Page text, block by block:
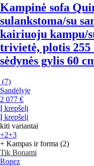
Kampinė sofa
sulankstoma/su
kairiuoju kampu/
trivietė, plotis 255
sėdynės gylis 60
(7)
Sandėlyje
2 077 €
Į krepšelį
Į krepšelį
kiti variantai
+2+3
+ Kampas ir forma (2)
Tik Bonami
Ropez